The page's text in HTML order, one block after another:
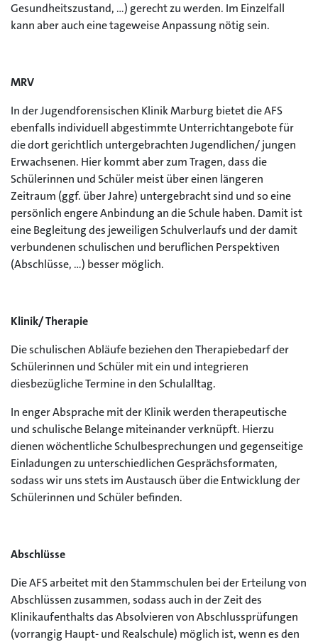
Gesundheitszustand, …) gerecht zu werden. Im Einzelfall
kann aber auch eine tageweise Anpassung nötig sein.
MRV
In der Jugendforensischen Klinik Marburg bietet die AFS
ebenfalls individuell abgestimmte Unterrichtangebote für
die dort gerichtlich untergebrachten Jugendlichen/ jungen
Erwachsenen. Hier kommt aber zum Tragen, dass die
Schülerinnen und Schüler meist über einen längeren
Zeitraum (ggf. über Jahre) untergebracht sind und so eine
persönlich engere Anbindung an die Schule haben. Damit ist
eine Begleitung des jeweiligen Schulverlaufs und der damit
verbundenen schulischen und beruflichen Perspektiven
(Abschlüsse, …) besser möglich.
Klinik/ Therapie
Die schulischen Abläufe beziehen den Therapiebedarf der
Schülerinnen und Schüler mit ein und integrieren
diesbezügliche Termine in den Schulalltag.
In enger Absprache mit der Klinik werden therapeutische
und schulische Belange miteinander verknüpft. Hierzu
dienen wöchentliche Schulbesprechungen und gegenseitige
Einladungen zu unterschiedlichen Gesprächsformaten,
sodass wir uns stets im Austausch über die Entwicklung der
Schülerinnen und Schüler befinden.
Abschlüsse
Die AFS arbeitet mit den Stammschulen bei der Erteilung von
Abschlüssen zusammen, sodass auch in der Zeit des
Klinikaufenthalts das Absolvieren von Abschlussprüfungen
(vorrangig Haupt- und Realschule) möglich ist, wenn es den